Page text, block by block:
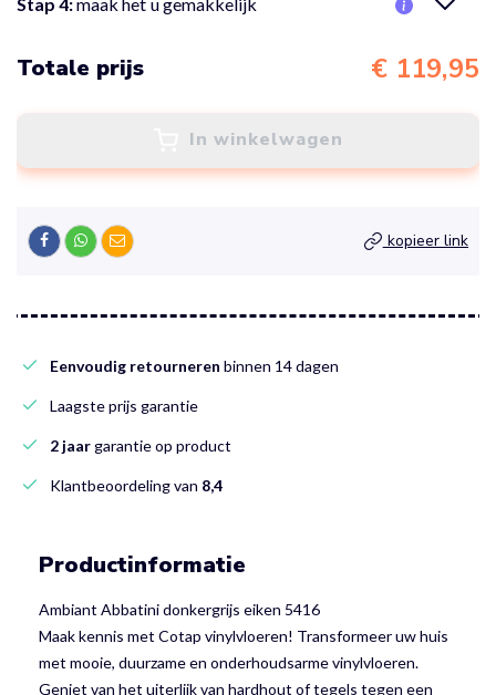
Totale prijs € 119,95
In winkelwagen
kopieer link
Eenvoudig retourneren binnen 14 dagen
Laagste prijs garantie
2 jaargarantie op product
Klantbeoordeling van 8,4
Productinformatie
Ambiant Abbatini donkergrijs eiken 5416
Maak kennis met Cotap vinylvloeren! Transformeer uw huis
met mooie, duurzame en onderhoudsarme vinylvloeren.
Geniet van het uiterlijk van hardhout of tegels tegen een